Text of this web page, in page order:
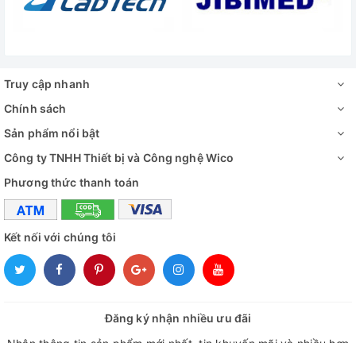
Truy cập nhanh
Chính sách
Sản phẩm nổi bật
Công ty TNHH Thiết bị và Công nghệ Wico
Phương thức thanh toán
Kết nối với chúng tôi
Đăng ký nhận nhiều ưu đãi